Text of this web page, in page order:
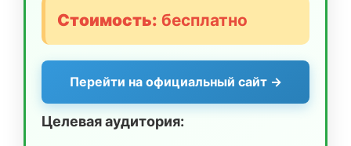
Стоимость: бесплатно
Перейти на официальный сайт →
Целевая аудитория: